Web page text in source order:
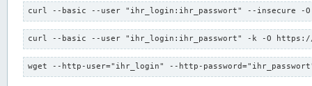
curl --basic --user "ihr_login:ihr_passwort" --insecure -
curl --basic --user "ihr_login:ihr_passwort" -k -O
wget --http-user="ihr_login" --http-